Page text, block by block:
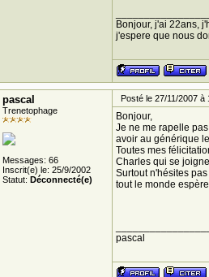
Bonjour, j'ai 22ans,
j'espere que nous
pascal
Trenetophage
Messages: 66
Inscrit(e) le: 25/9/2002
Statut: Déconnecté(e)
Posté le 27/11/2007 à
Bonjour,
Je ne me rapelle
avoir au générique
Toutes mes
Charles qui se
Surtout n'hésites
tout le monde
pascal